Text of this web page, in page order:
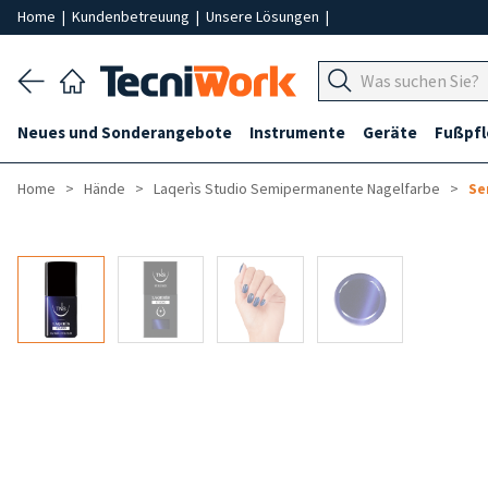
Home | Kundenbetreuung | Unsere Lösungen |
Neues und Sonderangebote Instrumente Geräte
Home Hände Laqerìs Studio Semipermanente Nagelfarbe